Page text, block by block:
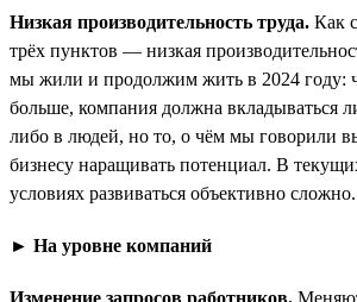
Низкая производительность труда. Как
трёх пунктов — низкая
мы жили и продолжим жить в 2024 году:
больше, компания должна вкладываться
либо в людей, но то, о чём мы говорили
бизнесу наращивать потенциал. В
условиях развиваться объективно сложно.
► На уровне компаний
Изменение запросов работников.